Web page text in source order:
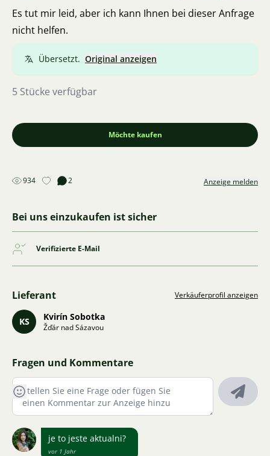
Es tut mir leid, aber ich kann Ihnen bei dieser Anfrage
nicht helfen.
Übersetzt. Original anzeigen
5 Stücke verfügbar
Möchte kaufen
934 2 Anzeige melden
Bei uns einzukaufen ist sicher
Verifizierte E-Mail
Lieferant Verkäuferprofil anzeigen
KS Kvirín Sobotka
Žďár nad Sázavou
Fragen und Kommentare
je to jeste aktualni?
vor 1 Jahr